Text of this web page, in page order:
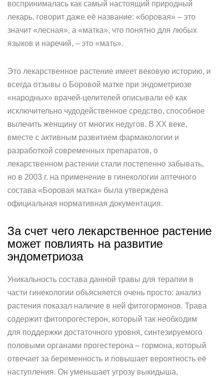
воспринималась как самый настоящий природный
лекарь, говорит даже её название: «боровая» – это
значит «лесная», а «матка», что понятно для любых
языков и наречий, – это «мать».
Это лекарственное растение имеет вековую историю, и
всегда отзывы о Боровой матке при эндометриозе
«народных» врачей-целителей описывали её как
исключительно чудодейственное средство, способное
вылечить женщину от многих недугов. В ХХ веке,
вместе с активным развитием фармакологии и
разработкой современных препаратов, о
лекарственном растении стали постепенно забывать,
но в 2003 г. на применение в гинекологии аптечного
состава «Боровая матка» была утверждена
официальная нормативная документация.
За счет чего лекарственное растение
может повлиять на развитие
эндометриоза
Уникальность состава данной травы для терапии в
части гинекологии объясняется очень просто: анализ
растения показал наличие в ней фитогормонов. Трава
содержит фитопрогестерон, который так необходим
для поддержки достаточного уровня, синтезируемого
половыми органами прогестерона – гормона, который
отвечает за беременность и повышает вероятность её
наступления. Он уменьшает угрозу выкидыша,